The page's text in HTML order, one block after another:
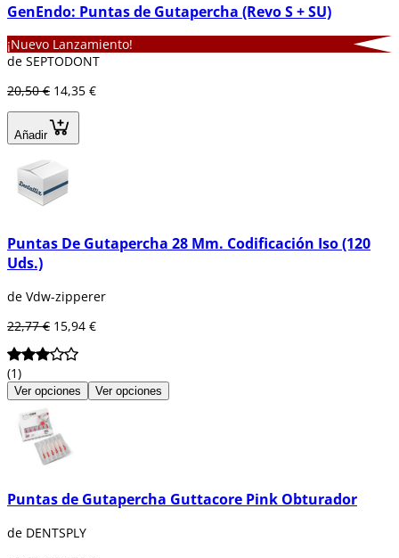
GenEndo: Puntas de Gutapercha (Revo S + SU)
¡Nuevo Lanzamiento!
de SEPTODONT
20,50 € 14,35 €
Añadir
Puntas De Gutapercha 28 Mm. Codificación Iso (120
Uds.)
de Vdw-zipperer
22,77 € 15,94 €
(1)
Ver opciones Ver opciones
Puntas de Gutapercha Guttacore Pink Obturador
de DENTSPLY